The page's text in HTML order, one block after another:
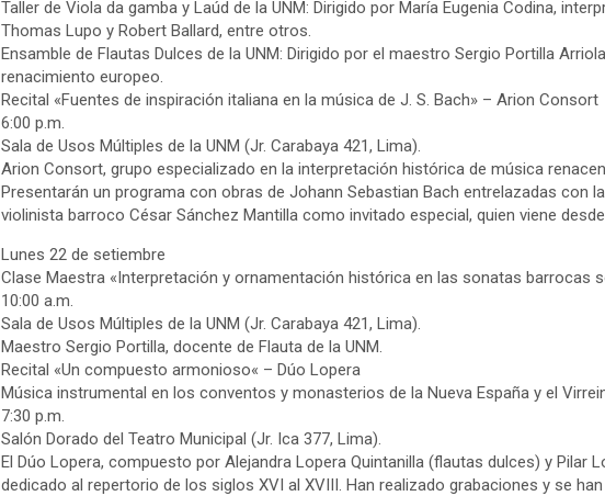
Taller de Viola da gamba y Laúd de la UNM: Dirigido por María Eugenia Codina,
Thomas Lupo y Robert Ballard, entre otros.
Ensamble de Flautas Dulces de la UNM: Dirigido por el maestro Sergio Portilla
renacimiento europeo.
Recital «Fuentes de inspiración italiana en la música de J. S. Bach» – Arion Consort
6:00 p.m.
Sala de Usos Múltiples de la UNM (Jr. Carabaya 421, Lima).
Arion Consort, grupo especializado en la interpretación histórica de música
Presentarán un programa con obras de Johann Sebastian Bach entrelazadas con
violinista barroco César Sánchez Mantilla como invitado especial, quien viene
Lunes 22 de setiembre
Clase Maestra «Interpretación y ornamentación histórica en las sonatas barrocas
10:00 a.m.
Sala de Usos Múltiples de la UNM (Jr. Carabaya 421, Lima).
Maestro Sergio Portilla, docente de Flauta de la UNM.
Recital «Un compuesto armonioso« – Dúo Lopera
Música instrumental en los conventos y monasterios de la Nueva España y el
7:30 p.m.
Salón Dorado del Teatro Municipal (Jr. Ica 377, Lima).
El Dúo Lopera, compuesto por Alejandra Lopera Quintanilla (flautas dulces) y Pilar
dedicado al repertorio de los siglos XVI al XVIII. Han realizado grabaciones y se